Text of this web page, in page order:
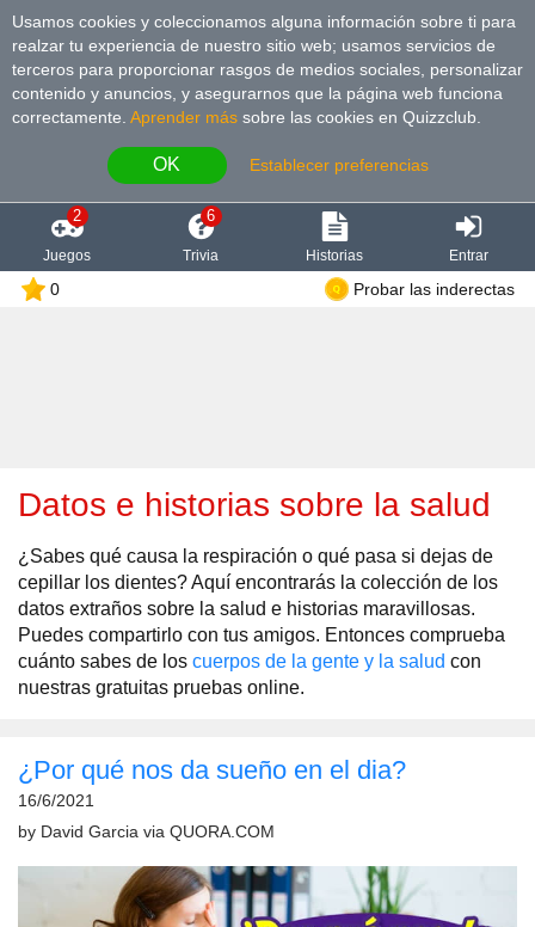
Usamos cookies y coleccionamos alguna información sobre ti para
realzar tu experiencia de nuestro sitio web; usamos servicios de
terceros para proporcionar rasgos de medios sociales, personalizar
contenido y anuncios, y asegurarnos que la página web funciona
correctamente. Aprender más sobre las cookies en Quizzclub.
OK Establecer preferencias
2
Juegos
6
Trivia Historias Entrar
0 Probar las inderectas
Datos e historias sobre la salud
¿Sabes qué causa la respiración o qué pasa si dejas de
cepillar los dientes? Aquí encontrarás la colección de los
datos extraños sobre la salud e historias maravillosas.
Puedes compartirlo con tus amigos. Entonces comprueba
cuánto sabes de los cuerpos de la gente y la salud con
nuestras gratuitas pruebas online.
¿Por qué nos da sueño en el dia?
16/6/2021
by David Garcia via QUORA.COM